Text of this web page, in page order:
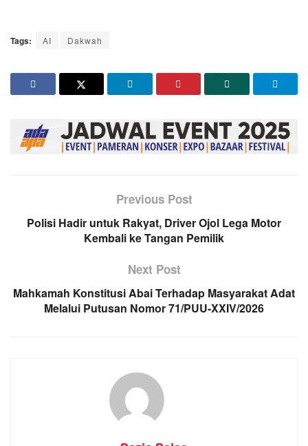
Tags: AI Dakwah
Previous Post
Polisi Hadir untuk Rakyat, Driver Ojol Lega Motor
Kembali ke Tangan Pemilik
Next Post
Mahkamah Konstitusi Abai Terhadap Masyarakat Adat
Melalui Putusan Nomor 71/PUU-XXIV/2026